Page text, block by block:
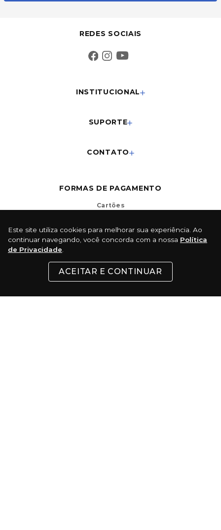
Este site utiliza cookies para melhorar sua experiência. Ao
continuar navegando, você concorda com a nossa Política
de Privacidade
ACEITAR E CONTINUAR
REDES SOCIAIS
INSTITUCIONAL
SUPORTE
CONTATO
FORMAS DE PAGAMENTO
Cartões
Pix
Boleto